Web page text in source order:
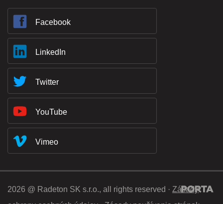
Facebook
LinkedIn
Twitter
YouTube
Vimeo
2026 @ Radeton SK s.r.o., all rights reserved · Zásady